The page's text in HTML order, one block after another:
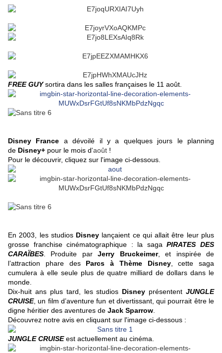
FREE GUYsortira dans les salles françaises le 11 août.
Disney France a dévoilé il y a quelques jours le planning
de Disney+ pour le mois d'août !
Pour le découvrir, cliquez sur l'image ci-dessous.
En 2003, les studios Disney lançaient ce qui allait être leur plus
grosse franchise cinématographique : la saga PIRATES DES
CARAÏBES . Produite parJerry Bruckeimer, et inspirée de
l’attraction phare des Parcs à Thème Disney, cette saga
cumulera à elle seule plus de quatre milliard de dollars dans le
monde.
Dix-huit ans plus tard, les studios Disney présentent JUNGLE
CRUISE, un film d’aventure fun et divertissant, qui pourrait être le
digne héritier des aventures de Jack Sparrow
Découvrez notre avis en cliquant sur l'image ci-dessous :
JUNGLE CRUISE est actuellement au cinéma.